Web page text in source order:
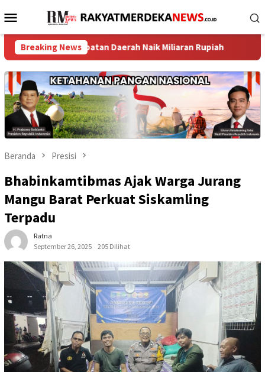
ke
Menu
Mobile
Breaking NewsDaerah Naik Miliaran Rupiah TPK Koja
Beranda Presisi
Bhabinkamtibmas Ajak Warga Jurang
Mangu Barat Perkuat Siskamling
Terpadu
Ratna
September 26, 2025
205 Dilihat